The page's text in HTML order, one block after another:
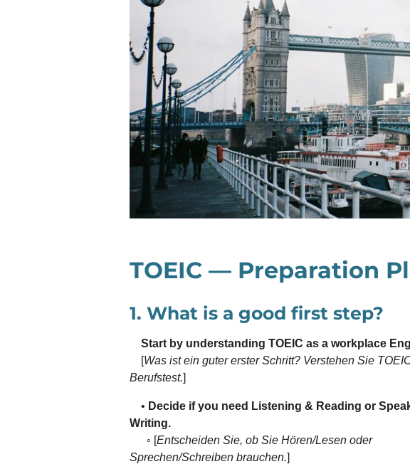
TOEIC — Preparation
1. What is a good first step?
Start by understanding TOEIC as a workplace
[Was ist ein guter erster Schritt? Verstehen Sie
Berufstest.]
• Decide if you need Listening & Reading or
Writing.
◦ [Entscheiden Sie, ob Sie Hören/Lesen oder
Sprechen/Schreiben brauchen.]